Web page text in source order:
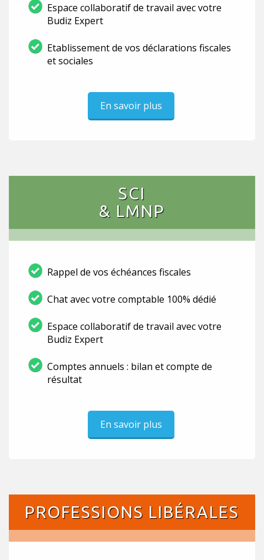
Espace collaboratif de travail avec votre
Budiz Expert
Etablissement de vos déclarations fiscales
et sociales
En savoir plus
SCI
& LMNP
Rappel de vos échéances fiscales
Chat avec votre comptable 100% dédié
Espace collaboratif de travail avec votre
Budiz Expert
Comptes annuels : bilan et compte de
résultat
En savoir plus
PROFESSIONS LIBÉRALES